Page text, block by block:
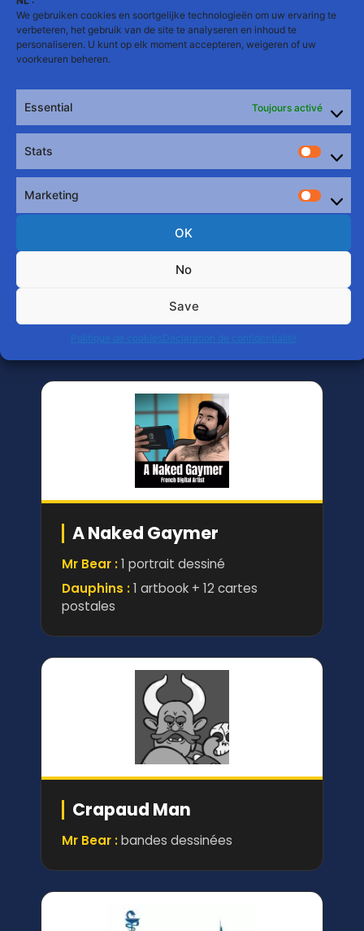
We gebruiken cookies en soortgelijke technologieën om uw ervaring te
verbeteren, het gebruik van de site te analyseren en inhoud te
personaliseren. U kunt op elk moment accepteren, weigeren of uw
voorkeuren beheren.
Essential Toujours activé
Stats
Stats
Marketing
OK
No
Save
Politique de cookiesDéclaration de confidentialité
The Cave
Mr Bear :entrées pour toutes les
soirées
Ken Hair Design
(Mr : 1 an ; 1er Dauphin : 6 mois ; 2e
Dauphin : 3 mois)
A Naked Gaymer
Mr Bear :1 portrait dessiné
Dauphins :1 artbook + 12 cartes
postales
Crapaud Man
Mr Bear :bandes dessinées